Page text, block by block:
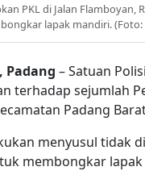
PKL di Jalan
lapak mandiri. (Foto:
, Padang – Satuan
terhadap sejumlah
Padang
menyusul tidak
membongkar